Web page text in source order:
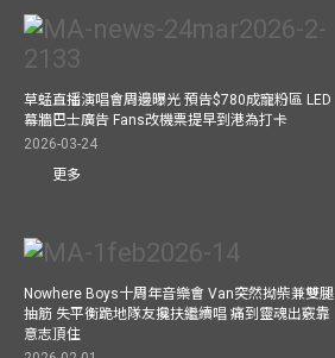
草蜢直播演唱會周邊曝光 預告$780成寵粉區 LED
幕牆巴士廣告 Fans改機票提早到港為打卡
2026-03-24
更多
Nowhere Boys十周年音樂會 Van突然拗柴兼雙腿
抽筋 失平衡跪地隊友攙扶繼續唱 痛到靈魂出竅靠
意志頂住